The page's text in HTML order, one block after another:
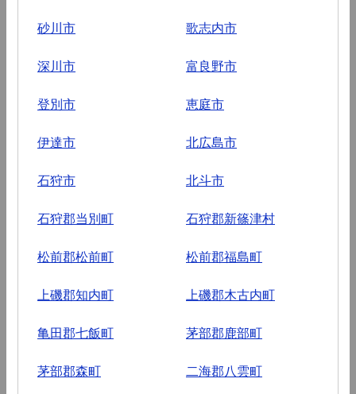
砂川市 歌志内市
深川市 富良野市
登別市 恵庭市
伊達市 北広島市
石狩市 北斗市
石狩郡当別町 石狩郡新篠津村
松前郡松前町 松前郡福島町
上磯郡知内町 上磯郡木古内町
亀田郡七飯町 茅部郡鹿部町
茅部郡森町 二海郡八雲町